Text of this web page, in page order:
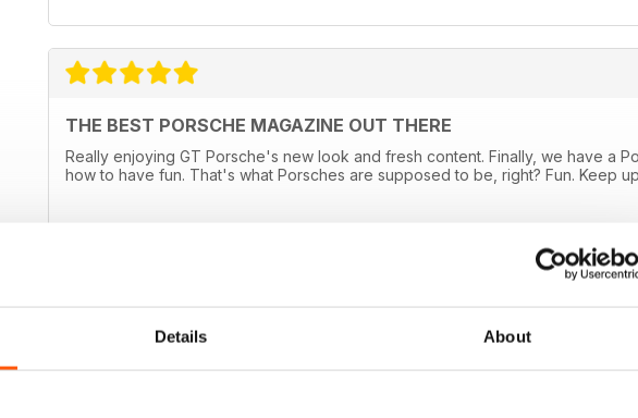
Details About
THE BEST PORSCHE MAGAZINE OUT THERE
Really enjoying GT Porsche's new look and fresh content. Finally, we have a
how to have fun. That's what Porsches are supposed to be, right? Fun. Keep